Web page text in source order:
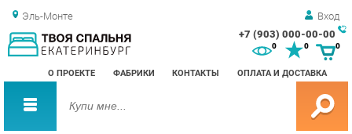
Эль-Монте Вход
+7 (903) 000-00-00
О ПРОЕКТЕ ФАБРИКИ КОНТАКТЫ ОПЛАТА И ДОСТАВКА
0 0